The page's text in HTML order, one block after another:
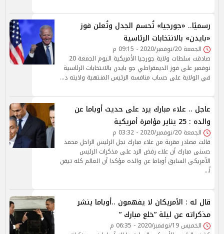
رسميًا.. «جورجيا» تُحسم الجدل وتُعلن فوز
«بايدن» بالانتخابات الرئاسية
الجمعة 20/نوفمبر/2020 - 09:15 م
صادقت سلطات ولاية جورجيا الأمريكية اليوم الجمعة 20
نوفمبر على فوز الديمقراطي جو بايدن بالانتخابات الرئاسية
في الولاية على حساب منافسه الرئيس المنتهية ولايته د…
عاجل .. علاء مبارك يرد على حديث أوباما عن
والده : 25 يناير مؤامرة أمريكية
الجمعة 20/نوفمبر/2020 - 03:32 م
قالت مصادر مقربة من علاء مبارك نجل الرئيس الراحل محمد
حسنى مبارك أن علاء رفض الرد على مذكرات الرئيس
الأمريكى السابق أوباما عن والده مؤكدا أن العالم كله تيقن
أ…
قال له : الأمريكان لا يفهمون ..أوباما ينشر
مذكراته عن ليلة ”خلع مبارك ”
الخميس 19/نوفمبر/2020 - 06:35 م